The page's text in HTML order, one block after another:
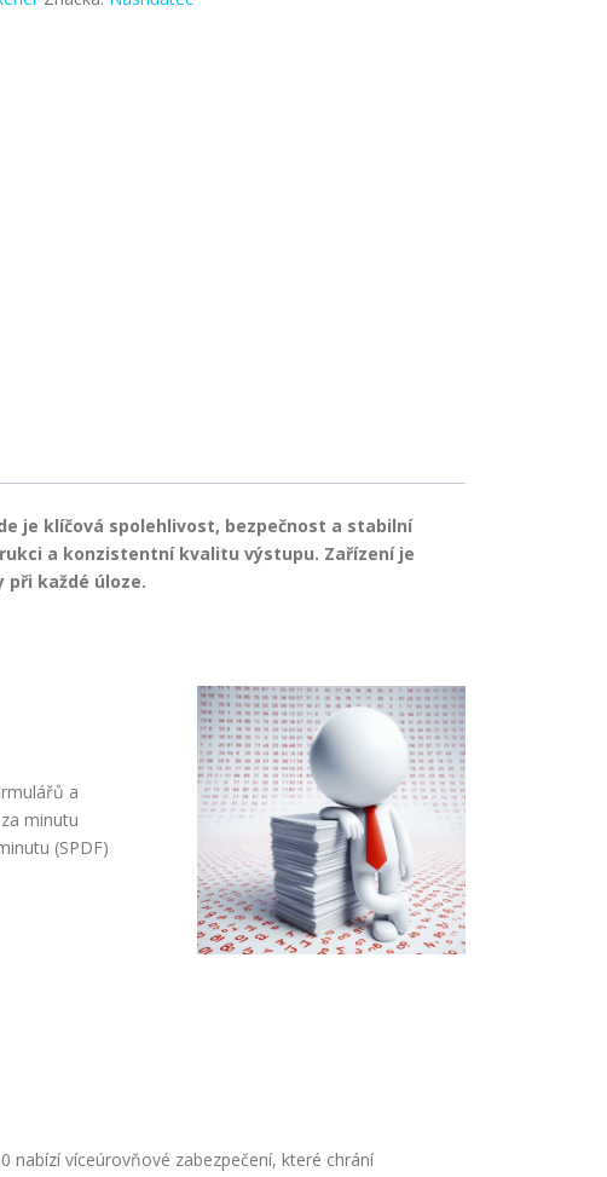
je klíčová spolehlivost, bezpečnost a stabilní
a konzistentní kvalitu výstupu. Zařízení je
každé úloze.
a
minutu
(SPDF)
nabízí víceúrovňové zabezpečení, které chrání